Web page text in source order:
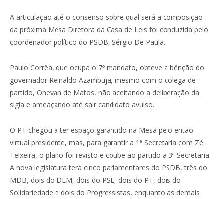
A articulação até o consenso sobre qual será a composição
da próxima Mesa Diretora da Casa de Leis foi conduzida pelo
coordenador político do PSDB, Sérgio De Paula.
Paulo Corrêa, que ocupa o 7º mandato, obteve a bênção do
governador Reinaldo Azambuja, mesmo com o colega de
partido, Onevan de Matos, não aceitando a deliberação da
sigla e ameaçando até sair candidato avulso.
O PT chegou a ter espaço garantido na Mesa pelo então
virtual presidente, mas, para garantir a 1ª Secretaria com Zé
Teixeira, o plano foi revisto e coube ao partido a 3ª Secretaria.
A nova legislatura terá cinco parlamentares do PSDB, três do
MDB, dois do DEM, dois do PSL, dois do PT, dois do
Solidariedade e dois do Progressistas, enquanto as demais